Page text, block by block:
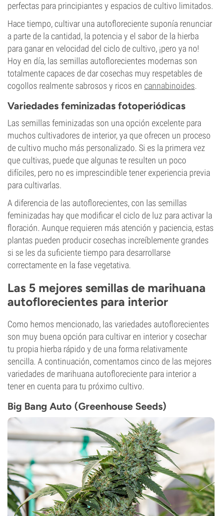
perfectas para principiantes y espacios de cultivo limitados.
Hace tiempo, cultivar una autofloreciente suponía renunciar
a parte de la cantidad, la potencia y el sabor de la hierba
para ganar en velocidad del ciclo de cultivo, ¡pero ya no!
Hoy en día, las semillas autoflorecientes modernas son
totalmente capaces de dar cosechas muy respetables de
cogollos realmente sabrosos y ricos en cannabinoides.
Variedades feminizadas fotoperiódicas
Las semillas feminizadas son una opción excelente para
muchos cultivadores de interior, ya que ofrecen un proceso
de cultivo mucho más personalizado. Si es la primera vez
que cultivas, puede que algunas te resulten un poco
difíciles, pero no es imprescindible tener experiencia previa
para cultivarlas.
A diferencia de las autoflorecientes, con las semillas
feminizadas hay que modificar el ciclo de luz para activar la
floración. Aunque requieren más atención y paciencia, estas
plantas pueden producir cosechas increíblemente grandes
si se les da suficiente tiempo para desarrollarse
correctamente en la fase vegetativa.
Las 5 mejores semillas de marihuana
autoflorecientes para interior
Como hemos mencionado, las variedades autoflorecientes
son muy buena opción para cultivar en interior y cosechar
tu propia hierba rápido y de una forma relativamente
sencilla. A continuación, comentamos cinco de las mejores
variedades de marihuana autofloreciente para interior a
tener en cuenta para tu próximo cultivo.
Big Bang Auto (Greenhouse Seeds)